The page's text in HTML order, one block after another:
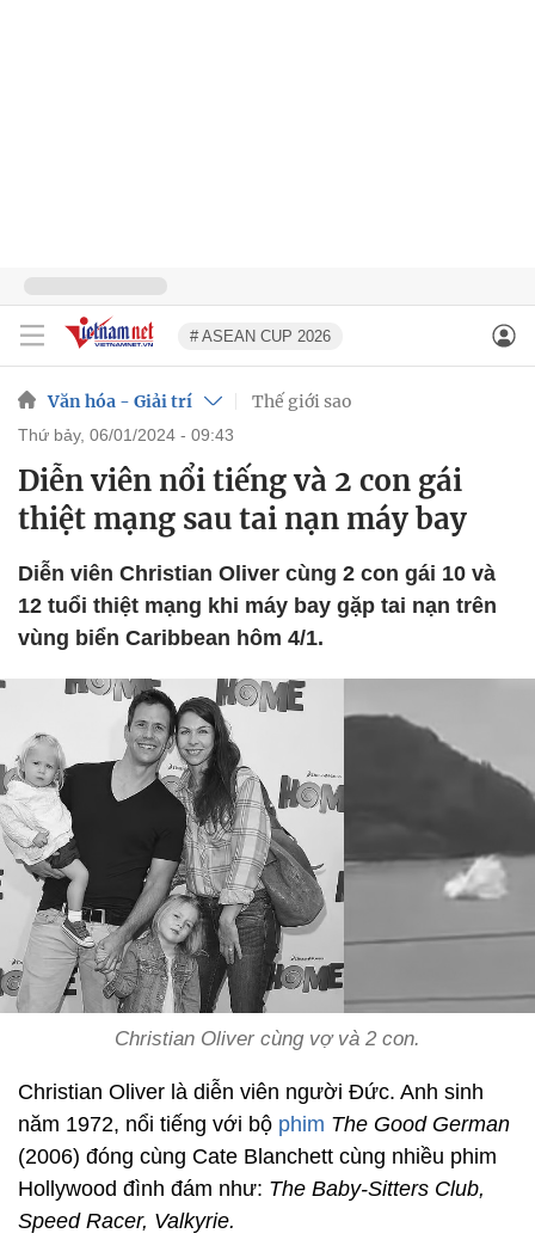
# ASEAN CUP 2026
Văn hóa - Giải trí Thế giới sao
thứ bảy, 06/01/2024 - 09:43
Diễn viên nổi tiếng và 2 con gái
thiệt mạng sau tai nạn máy bay
Diễn viên Christian Oliver cùng 2 con gái 10 và
12 tuổi thiệt mạng khi máy bay gặp tai nạn trên
vùng biển Caribbean hôm 4/1.
Christian Oliver cùng vợ và 2 con.
Christian Oliver là diễn viên người Đức. Anh sinh
năm 1972, nổi tiếng với bộ phim The Good German
(2006) đóng cùng Cate Blanchett cùng nhiều phim
Hollywood đình đám như: The Baby-Sitters Club,
Speed Racer, Valkyrie.